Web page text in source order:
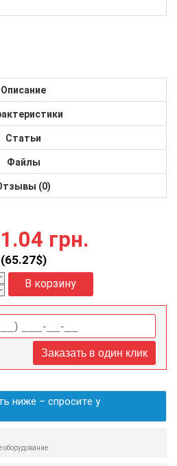
Описание
Статьи
Файлы
(0)
грн.
(65.27$)
В корзину
Заказать в один клик
ниже – спросите у
оборудование